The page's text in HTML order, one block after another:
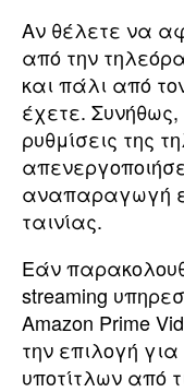
Αν θέλετε να
από την
και πάλι από
έχετε.
ρυθμίσεις της
αναπαραγωγή
ταινίας.
Εάν
streaming
Amazon Prime
την επιλογή
υποτίτλων από